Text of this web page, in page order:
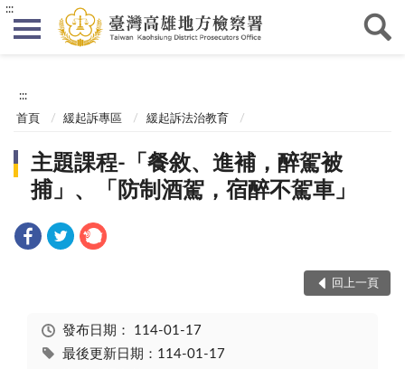
:::
:::
首頁 緩起訴專區 緩起訴法治教育
主題課程-「餐敘、進補，醉駕被
捕」、「防制酒駕，宿醉不駕車」
回上一頁
發布日期： 114-01-17
最後更新日期：114-01-17